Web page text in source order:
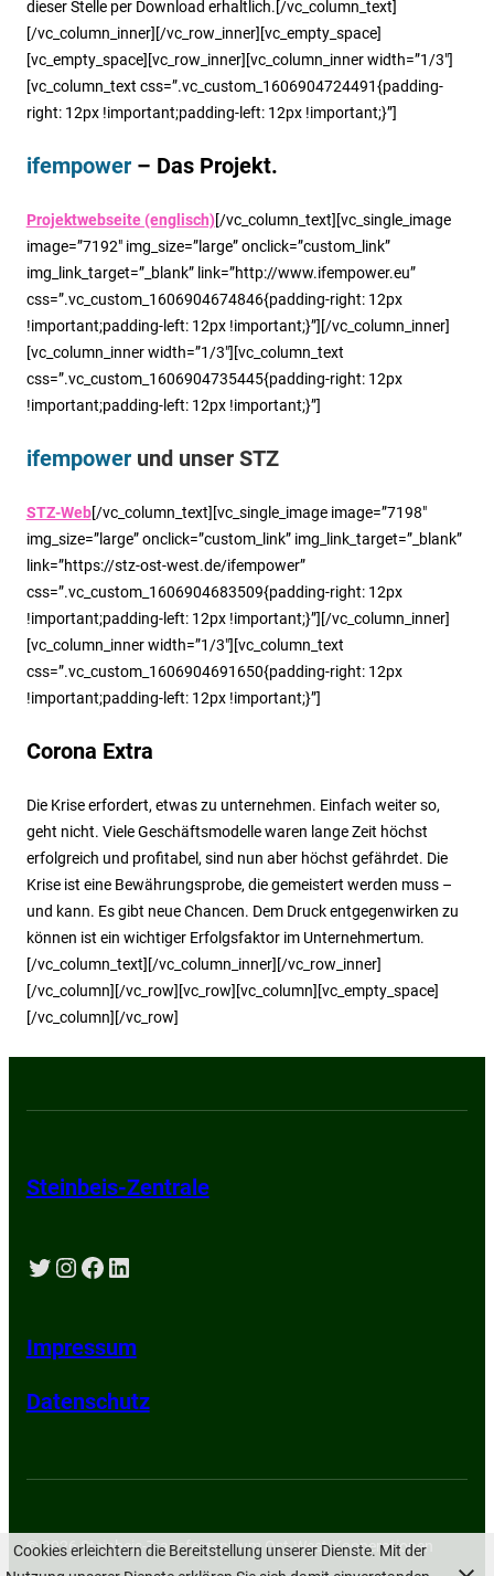
dieser Stelle per Download erhaltlich.[/vc_column_text]
[/vc_column_inner][/vc_row_inner][vc_empty_space]
[vc_empty_space][vc_row_inner][vc_column_inner width=”1/3″]
[vc_column_text css=”.vc_custom_1606904724491{padding-
right: 12px !important;padding-left: 12px !important;}”]
ifempower– Das Projekt.
Projektwebseite (englisch)[/vc_column_text][vc_single_image
image=”7192″ img_size=”large” onclick=”custom_link”
img_link_target=”_blank” link=”http://www.ifempower.eu”
css=”.vc_custom_1606904674846{padding-right: 12px
!important;padding-left: 12px !important;}”][/vc_column_inner]
[vc_column_inner width=”1/3″][vc_column_text
css=”.vc_custom_1606904735445{padding-right: 12px
!important;padding-left: 12px !important;}”]
ifempower und unser STZ
STZ-Web[/vc_column_text][vc_single_image image=”7198″
img_size=”large” onclick=”custom_link” img_link_target=”_blank”
link=”https://stz-ost-west.de/ifempower”
css=”.vc_custom_1606904683509{padding-right: 12px
!important;padding-left: 12px !important;}”][/vc_column_inner]
[vc_column_inner width=”1/3″][vc_column_text
css=”.vc_custom_1606904691650{padding-right: 12px
!important;padding-left: 12px !important;}”]
Corona Extra
Die Krise erfordert, etwas zu unternehmen. Einfach weiter so,
geht nicht. Viele Geschäftsmodelle waren lange Zeit höchst
erfolgreich und profitabel, sind nun aber höchst gefährdet. Die
Krise ist eine Bewährungsprobe, die gemeistert werden muss –
und kann. Es gibt neue Chancen. Dem Druck entgegenwirken zu
können ist ein wichtiger Erfolgsfaktor im Unternehmertum.
[/vc_column_text][/vc_column_inner][/vc_row_inner]
[/vc_column][/vc_row][vc_row][vc_column][vc_empty_space]
[/vc_column][/vc_row]
Steinbeis-Zentrale
Twitter Instagram Facebook LinkedIn
Impressum
Datenschutz
© 2026 Steinbeis-Transferzentrum Ost-West-Kooperationen
Cookies erleichtern die Bereitstellung unserer Dienste. Mit der